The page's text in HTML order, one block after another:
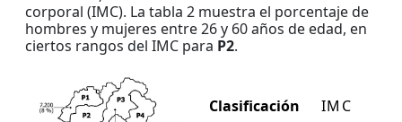
corporal (IMC). La tabla 2 muestra el porcentaje de
hombres y mujeres entre 26 y 60 años de edad, en
ciertos rangos del IMC para P2.
Clasificación IM C